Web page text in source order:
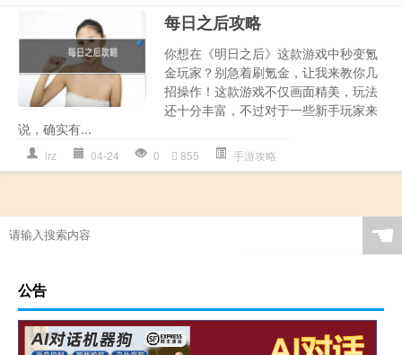
每日之后攻略
你想在《明日之后》这款游戏中秒变氪
金玩家？别急着刷氪金，让我来教你几
招操作！这款游戏不仅画面精美，玩法
还十分丰富，不过对于一些新手玩家来
说，确实有...
lrz 04-24 0 855 手游攻略
☚
公告